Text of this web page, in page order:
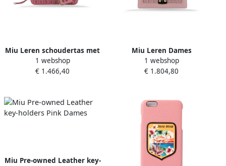
Miu Leren schoudertas met
rits Pink Dames
1 webshop
€ 1.466,40
Miu Leren Dames
Schoudertas met
Kliksluiting Pink Dames
1 webshop
€ 1.804,80
Miu Pre-owned Leather key-